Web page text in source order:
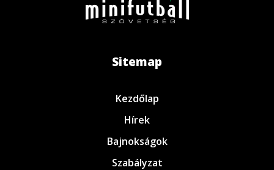
Sitemap
Kezdőlap
Hírek
Bajnokságok
Szabályzat